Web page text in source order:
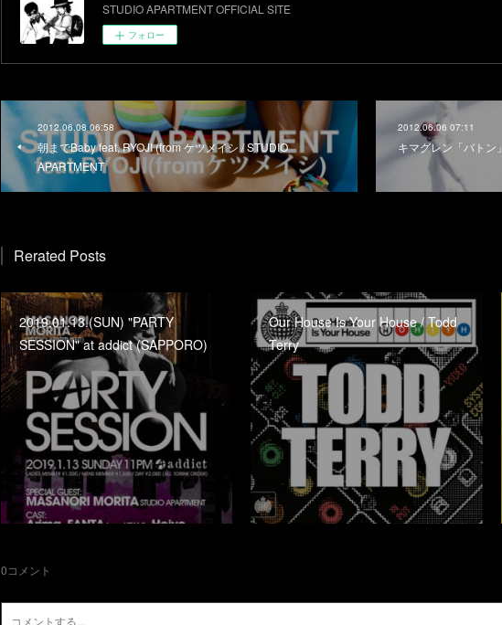
STUDIO APARTMENT OFFICIAL SITE
フォロー
2012.06.08 06:58
朝までBaby feat, RYOJI (from ケツメイシ / STUDIO
APARTMENT
2012.06.06 07:11
キマグレン「バトン」
Rerated Posts
2019.01.13.(SUN) "PARTY
SESSION" at addict (SAPPORO)
Our House Is Your House / Todd
Terry
0コメント